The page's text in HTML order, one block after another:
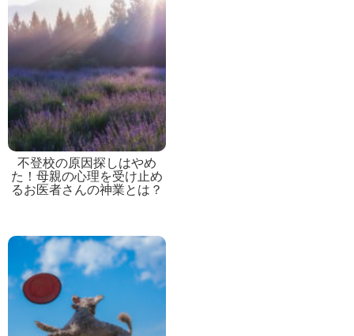
不登校の原因探しはやめ
た！母親の心理を受け止め
るお医者さんの神業とは？